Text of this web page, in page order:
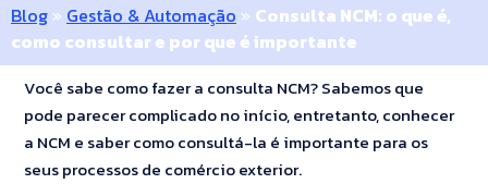
Blog » Gestão & Automação » Consulta NCM: o que é,
como consultar e por que é importante
Você sabe como fazer a consulta NCM? Sabemos que
pode parecer complicado no início, entretanto, conhecer
a NCM e saber como consultá-la é importante para os
seus processos de comércio exterior.